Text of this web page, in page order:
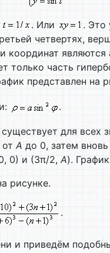
. Или
. Это
четвертях,
координат
только часть
представлен на
.
для всех
A до 0, затем
0) и (3π/2, A).
рисунке.
.
и приведём